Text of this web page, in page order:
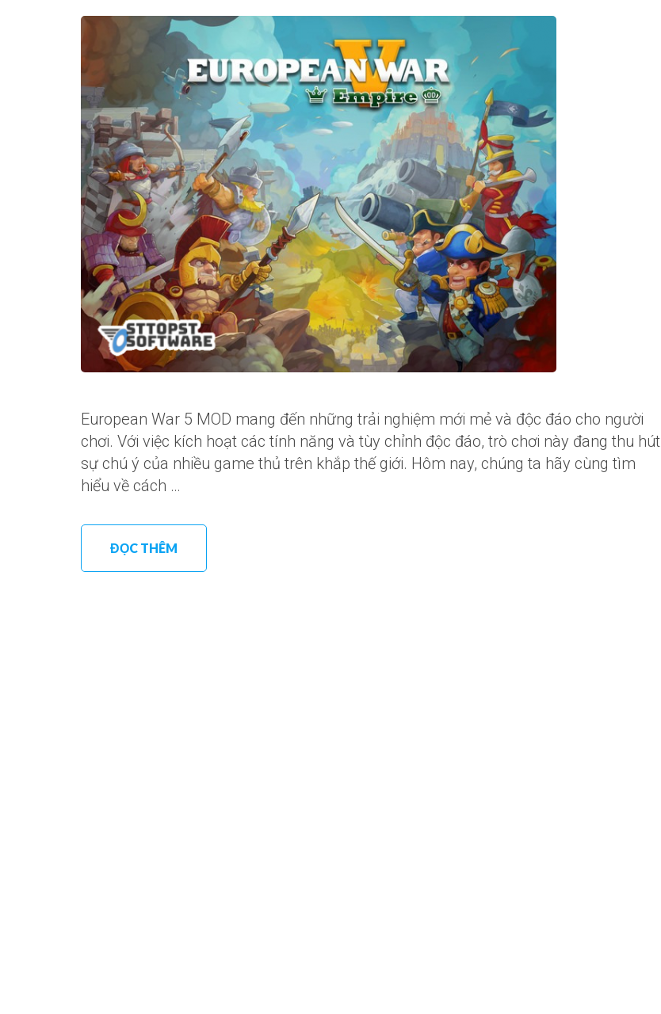
European War 5 MOD mang đến những trải nghiệm mới mẻ và độc đáo cho người
chơi. Với việc kích hoạt các tính năng và tùy chỉnh độc đáo, trò chơi này đang thu hút
sự chú ý của nhiều game thủ trên khắp thế giới. Hôm nay, chúng ta hãy cùng tìm
hiểu về cách …
ĐỌC THÊM